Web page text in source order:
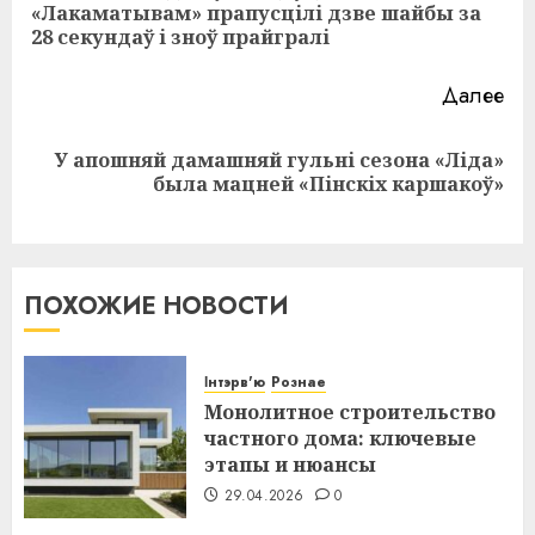
«Лакаматывам» прапусцілі дзве шайбы за
28 секундаў і зноў прайгралі
Далее
Следующая
У апошняй дамашняй гульні сезона «Ліда»
была мацней «Пінскіх каршакоў»
ПОХОЖИЕ НОВОСТИ
Інтэрв'ю Рознае
Монолитное строительство
частного дома: ключевые
этапы и нюансы
29.04.2026 0